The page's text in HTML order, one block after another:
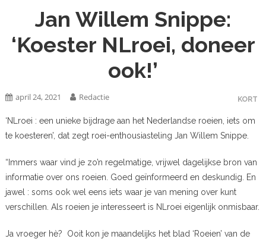
Jan Willem Snippe:
‘Koester NLroei, doneer
ook!’
KORT
april 24, 2021 Redactie
‘NLroei : een unieke bijdrage aan het Nederlandse roeien, iets om
te koesteren’, dat zegt roei-enthousiasteling Jan Willem Snippe.
“Immers waar vind je zo’n regelmatige, vrijwel dagelijkse bron van
informatie over ons roeien. Goed geïnformeerd en deskundig. En
jawel : soms ook wel eens iets waar je van mening over kunt
verschillen. Als roeien je interesseert is NLroei eigenlijk onmisbaar.
Ja vroeger hè? Ooit kon je maandelijks het blad ‘Roeien’ van de